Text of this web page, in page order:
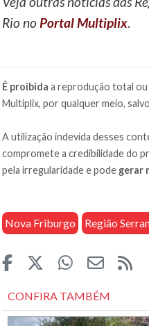
Rio no Portal Multiplix.
É proibida a reprodução total
Multiplix, por qualquer meio,
A utilização indevida desses
compromete a credibilidade do
pela irregularidade e pode gerar
Nova Friburgo Região
CONFIRA TAMBÉM